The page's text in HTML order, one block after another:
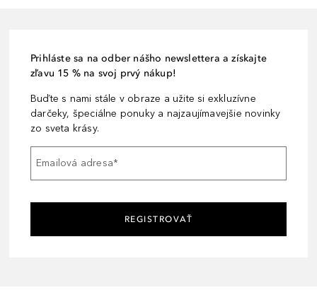
Prihláste sa na odber nášho newslettera a získajte
zľavu 15 % na svoj prvý nákup!
Buďte s nami stále v obraze a užite si exkluzívne
darčeky, špeciálne ponuky a najzaujímavejšie novinky
zo sveta krásy.
Emailová adresa*
REGISTROVAŤ